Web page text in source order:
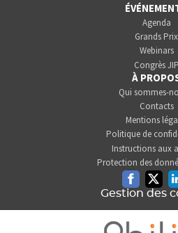
Agenda
Grands Prix
Webinars
Congrès JIP
À
Qui sommes-
Contacts
Mentions
Politique de
Instructions aux
Protection des
FacebookTwitter
Gestion des